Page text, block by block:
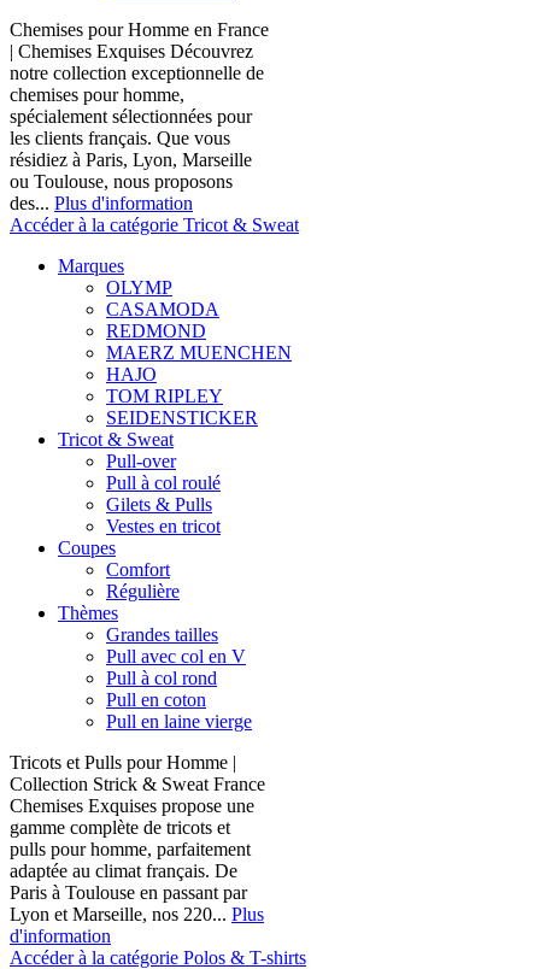
Chemises pour Homme en France
| Chemises Exquises Découvrez
notre collection exceptionnelle de
chemises pour homme,
spécialement sélectionnées pour
les clients français. Que vous
résidiez à Paris, Lyon, Marseille
ou Toulouse, nous proposons
des... Plus d'information
Accéder à la catégorie Tricot & Sweat
Marques
OLYMP
CASAMODA
REDMOND
MAERZ MUENCHEN
HAJO
TOM RIPLEY
SEIDENSTICKER
Tricot & Sweat
Pull-over
Pull à col roulé
Gilets & Pulls
Vestes en tricot
Coupes
Comfort
Régulière
Thèmes
Grandes tailles
Pull avec col en V
Pull à col rond
Pull en coton
Pull en laine vierge
Tricots et Pulls pour Homme |
Collection Strick & Sweat France
Chemises Exquises propose une
gamme complète de tricots et
pulls pour homme, parfaitement
adaptée au climat français. De
Paris à Toulouse en passant par
Lyon et Marseille, nos 220... Plus
d'information
Accéder à la catégorie Polos & T-shirts